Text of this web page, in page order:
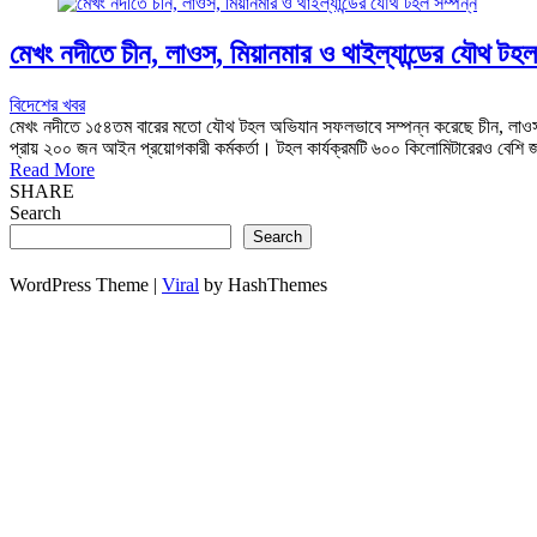
মেখং নদীতে চীন, লাওস, মিয়ানমার ও থাইল্যান্ডের যৌথ
বিদেশের খবর
মেখং নদীতে ১৫৪তম বারের মতো যৌথ টহল অভিযান সফলভাবে সম্পন্ন করেছে চীন,
প্রায় ২০০ জন আইন প্রয়োগকারী কর্মকর্তা। টহল কার্যক্রমটি ৬০০ কিলোমিটারেরও
Read More
SHARE
Search
Search
WordPress Theme | Viral by HashThemes